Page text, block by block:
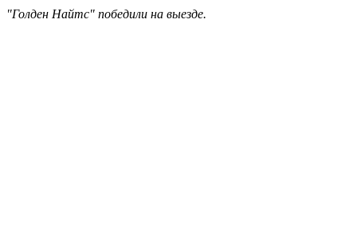
"Голден Найтс" победили на выезде.